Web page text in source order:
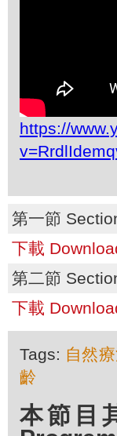
https://
第一節
下載
第二節
下載
Tags: 自然
齡
本節目